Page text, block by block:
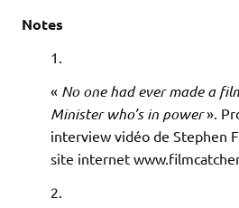
Notes
« No one had ever made a
Minister who’s in power».
interview vidéo de Stephen
site internet